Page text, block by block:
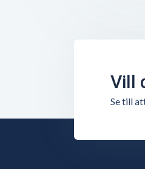
Vill
Se till